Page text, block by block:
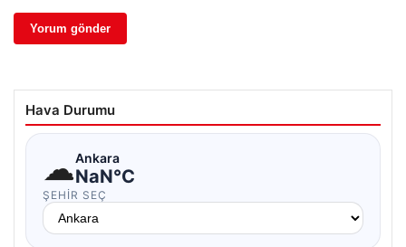
Hava Durumu
☁Ankara
NaN°C
ŞEHIR SEÇ